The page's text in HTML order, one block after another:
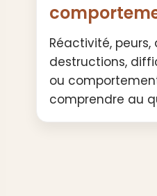
Réactivité,
destructions,
ou
comprendre au